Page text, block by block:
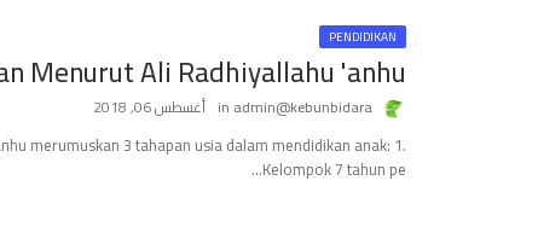
PENDIDIKAN
Menurut Ali Radhiyallahu 'anhu
admin@kebunbidara أغسطس 06, 2018
merumuskan 3 tahapan usia dalam mendidikan anak: 1.
Kelompok 7 tahun pe…